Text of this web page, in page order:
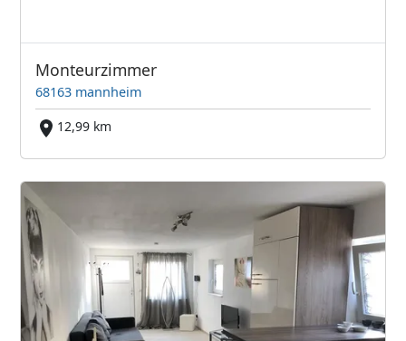
Monteurzimmer
68163 mannheim
12,99 km